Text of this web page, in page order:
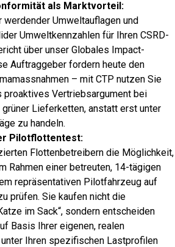
als Marktvorteil:
werdender Umweltauflagen und
Umweltkennzahlen für Ihren CSRD-
über unser Globales Impact-
Auftraggeber fordern heute den
– mit CTP nutzen Sie
proaktives Vertriebsargument bei
Lieferketten, anstatt erst unter
zu handeln.
Pilotflottentest:
Flottenbetreibern die Möglichkeit,
Rahmen einer betreuten, 14-tägigen
repräsentativen Pilotfahrzeug auf
prüfen. Sie kaufen nicht die
im Sack“, sondern entscheiden
Basis Ihrer eigenen, realen
Ihren spezifischen Lastprofilen